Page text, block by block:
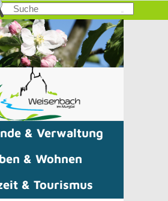
& Verwaltung
& Wohnen
& Tourismus